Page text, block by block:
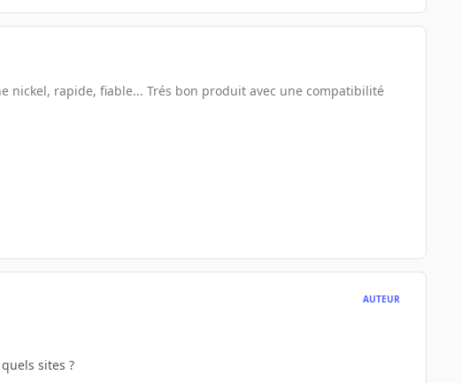
nickel, rapide, fiable... Trés bon produit avec une compatibilité
AUTEUR
sites ?